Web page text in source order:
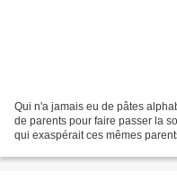
Qui n'a jamais eu de pâtes
de parents pour faire passer la
qui exaspérait ces mêmes